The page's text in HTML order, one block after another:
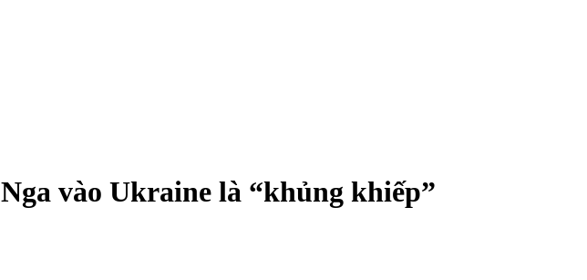
vào Ukraine là “khủng khiếp”